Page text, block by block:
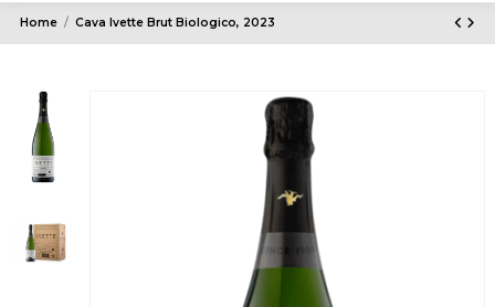
Home Cava Ivette Brut Biologico, 2023